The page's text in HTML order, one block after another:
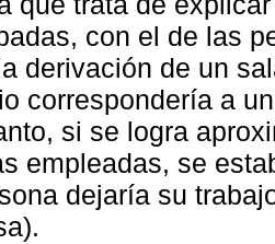
con el de las
derivación de un
correspondería a
si se logra
empleadas, se
dejaría su